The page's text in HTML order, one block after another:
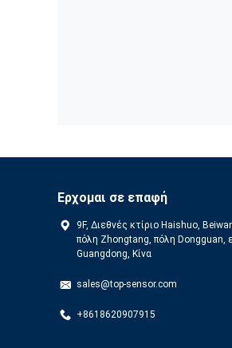
Ερχομαι σε επαφή
9F, Διεθνές κτίριο Haishuo,
πόλη Zhongtang, πόλη Dongguan,
Guangdong, Κίνα
sales@top-sensor.com
+8618620907915